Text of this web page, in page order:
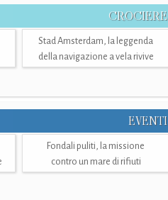
CROCIERE
Stad Amsterdam, la leggenda
della navigazione a vela rivive
EVENTI
Fondali puliti, la missione
contro un mare di rifiuti